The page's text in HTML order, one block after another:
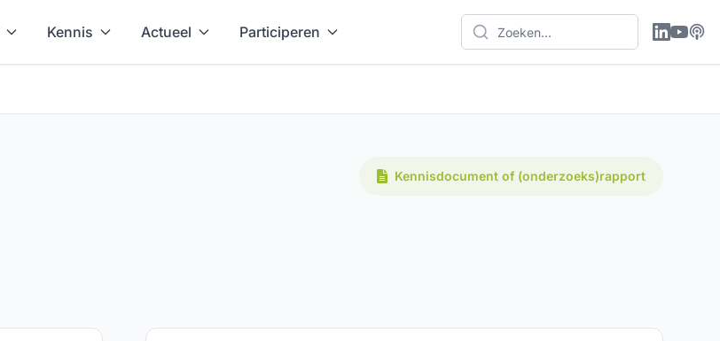
Kennis Actueel Participeren
Kennisdocument of (onderzoeks)rapport